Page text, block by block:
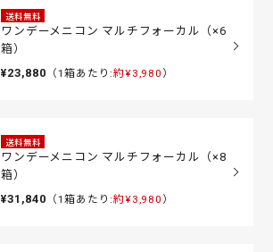
送料無料
ワンデーメニコン マルチフォーカル（×6
箱）
¥23,880 （1箱あたり:約¥3,980 ）
送料無料
ワンデーメニコン マルチフォーカル（×8
箱）
¥31,840 （1箱あたり:約¥3,980 ）